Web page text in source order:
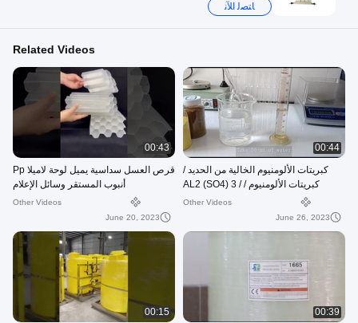
ﺎﺘﺼﻟ ﺍﻶﻧ
Related Videos
00:44
كبريتات الألومنيوم الخالية من الحديد /
كبريتات الألومنيوم / AL2 (SO4) 3 /
Other Videos
June 26, 2023
00:43
قرص العسل سداسية يميل لوحة لاميلا Pp
أنبوب المستقر وسائل الإعلام
Other Videos
June 20, 2023
00:39
00:15